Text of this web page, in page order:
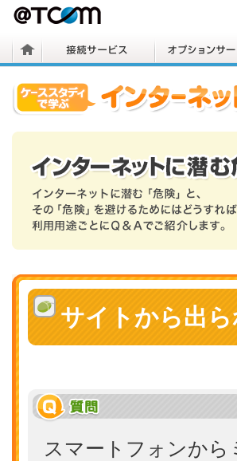
サイトから出
スマートフォンか